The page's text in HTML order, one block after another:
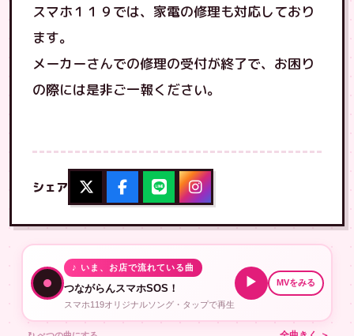
スマホ１１９では、家電の修理も対応しており
ます。
メーカーさんでの修理の受付が終了で、お困り
の際には是非ご一報ください。
シェア
♪ いま、お店で流れている曲
つながらんスマホSOS！
スマホ119オリジナルソング・タップで再生
▶ MVをみる